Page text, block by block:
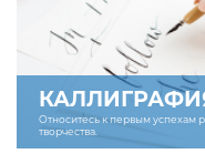
Относитесь к первым успехам
творчества.